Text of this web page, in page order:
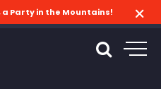
a Party in the Mountains!